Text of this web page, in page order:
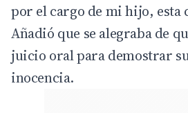
por el cargo de mi hijo, esta
Añadió que se alegraba de
juicio oral para demostrar
inocencia.